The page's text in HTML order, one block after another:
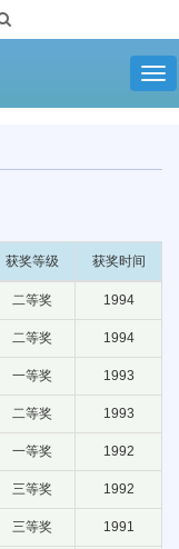
获奖等级 获奖时间
二等奖 1994
二等奖 1994
一等奖 1993
二等奖 1993
一等奖 1992
三等奖 1992
三等奖 1991